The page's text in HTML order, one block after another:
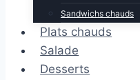
Sandwichs chauds
Plats chauds
Salade
Desserts